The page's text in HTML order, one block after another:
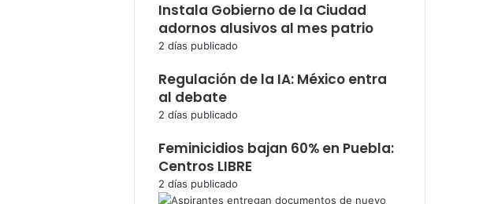
Instala Gobierno de la Ciudad
adornos alusivos al mes patrio
2 días publicado
Regulación de la IA: México entra
al debate
2 días publicado
Feminicidios bajan 60% en Puebla:
Centros LIBRE
2 días publicado